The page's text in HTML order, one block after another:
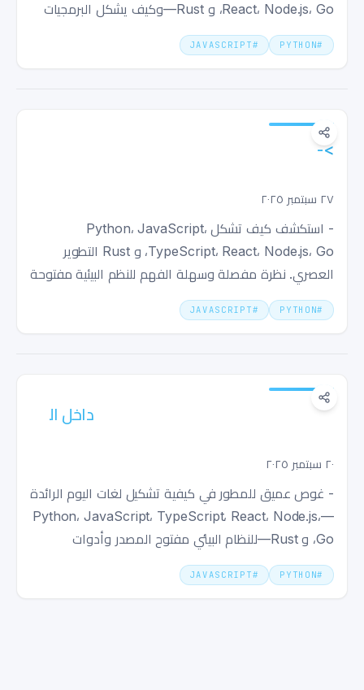
React، Node.js، Go، و Rust—وكيف يشكل البرمجيات
مفتوحة المصدر وأدوات المطورين الأفضل الهندسة
البرمجية الحديثة.
#
PYTHON
#
JAVASCRIPT
>-
٢٧ سبتمبر ٢٠٢٥
- استكشف كيف تشكل Python، JavaScript،
TypeScript، React، Node.js، Go، و Rust التطوير
العصري. نظرة مفصلة وسهلة الفهم للنظم البيئية مفتوحة
المصدر وأدوات المطورين.
#
PYTHON
#
JAVASCRIPT
داخل البرمجة الحديثة: Python، TypeScript،
٢٠ سبتمبر ٢٠٢٥
- غوص عميق للمطور في كيفية تشكيل لغات اليوم الرائدة
—Python، JavaScript، TypeScript، React، Node.js،
Go، و Rust—للنظام البيئي مفتوح المصدر وأدوات
المطورين الحديثة.
#
PYTHON
#
JAVASCRIPT